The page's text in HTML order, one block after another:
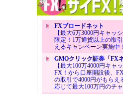
FXブロードネット
【最大6万3000円キャッ
限定！1万通貨以上の取
えるキャンペーン実施中！
GMOクリック証券「FX
【最大100万4000円キャ
FX！から口座開設後、
の取引で4000円がもらえ
応じて最大100万円のチャ